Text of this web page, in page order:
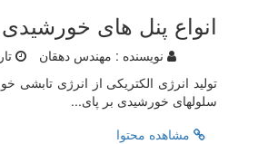
انواع پنل های خورشیدی
نویسنده : مهندس دهقان
تولید انرژی الکتریکی از انرژی تابشی
سلولهای خورشیدی بر پای...
مشاهده محتوا